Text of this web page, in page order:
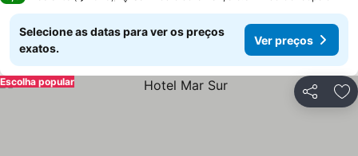
Selecione as datas para ver os preços
exatos.
Ver preços
Partilhar
Escolha popular